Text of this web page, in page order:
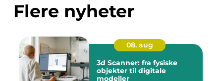
Flere nyheter
08. aug
3d Scanner: fra fysiske
objekter til digitale
modeller